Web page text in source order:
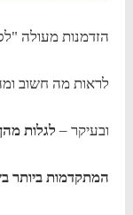
הזדמנות מעולה
לראות מה חשוב
ובעיקר – לגלות
המתקדמות ביותר בשנת